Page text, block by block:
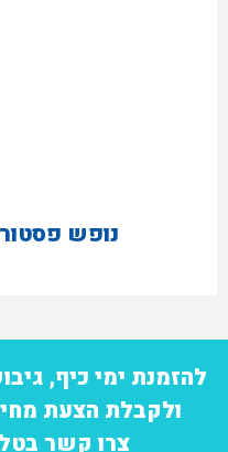
נופש
להזמנת ימי כיף,
ולקבלת הצעת
צרו קשר בטלפון 03-